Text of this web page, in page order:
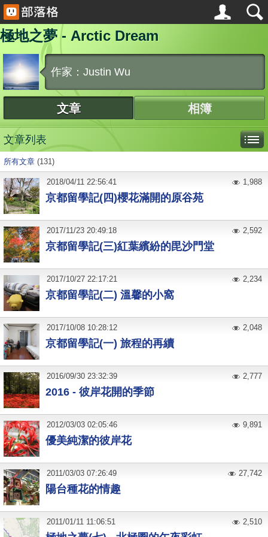
極地之夢 - Arctic Dream
作家：Justin Wu
文章 相簿
文章列表
所有文章 (131)
京都留學記(四)櫻花滿開的原谷苑
2018/04/11 22:56:41 1,988
京都留學記(三)紅葉繽紛的毘沙門堂
2017/11/23 20:49:18 2,592
京都留學記(二) 溫馨的小窩
2017/10/27 22:17:21 2,234
京都留學記(一) 旅程的再續
2017/10/08 10:28:12 2,048
2016 - 彼岸花開的季節
2016/09/30 23:32:39 2,777
優美純潔的彼岸花
2012/03/03 02:05:46 9,891
陽台種花的情趣
2011/03/03 07:26:49 27,742
2011/01/11 11:06:51 2,510